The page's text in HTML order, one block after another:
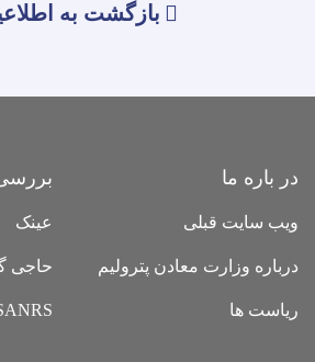
بازگشت به
در باره ما
ویب سایت قبلی
درباره وزارت معادن پترولیم
ریاست ها
عینک
حاجی